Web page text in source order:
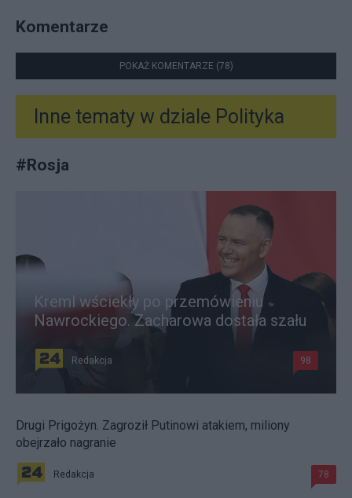
Komentarze
POKAŻ KOMENTARZE (78)
Inne tematy w dziale Polityka
#Rosja
Kreml wściekły po przemówieniu
Nawrockiego. Zacharowa dostała szału
Redakcja 98
Drugi Prigożyn. Zagroził Putinowi atakiem, miliony
obejrzało nagranie
Redakcja 78